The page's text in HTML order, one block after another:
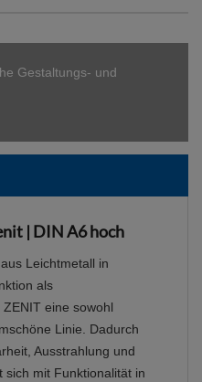
Gestaltungs- und
| DIN A6 hoch
Leichtmetall in
als
eine sowohl
Linie. Dadurch
Ausstrahlung und
sich mit Funktionalität in